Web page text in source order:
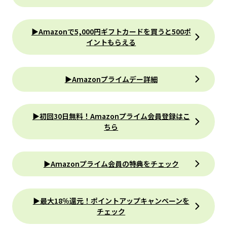
▶Amazonで5,000円ギフトカードを買うと500ポ
イントもらえる
▶Amazonプライムデー詳細
▶初回30日無料！Amazonプライム会員登録はこ
ちら
▶Amazonプライム会員の特典をチェック
▶最大18％還元！ポイントアップキャンペーンを
チェック